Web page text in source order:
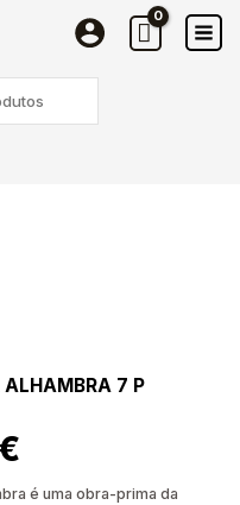
7 P
é uma obra-prima da